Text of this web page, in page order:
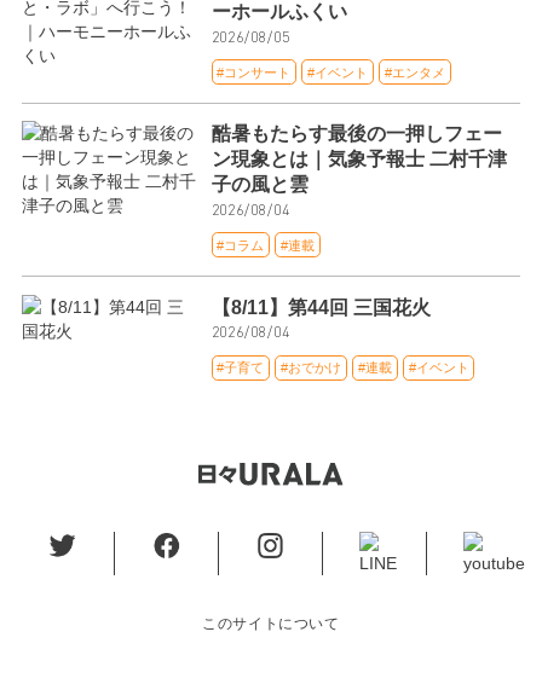
ーホールふくい
2026/08/05
#コンサート #イベント #エンタメ
酷暑もたらす最後の一押しフェー
ン現象とは｜気象予報士 二村千津
子の風と雲
2026/08/04
#コラム #連載
【8/11】第44回 三国花火
2026/08/04
#子育て #おでかけ #連載 #イベント
このサイトについて